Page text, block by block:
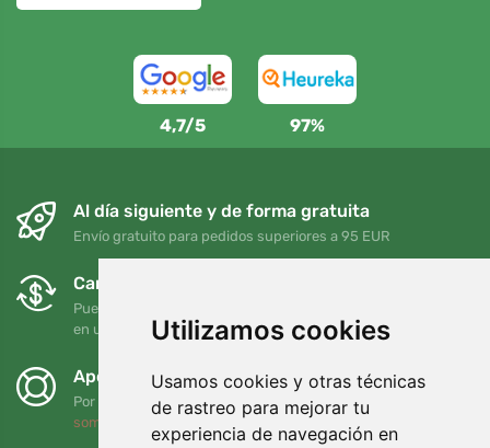
Utilizamos cookies
Usamos cookies y otras técnicas
de rastreo para mejorar tu
experiencia de navegación en
4,7/5 97%
Al día siguiente y de forma gratuita
Envío gratuito para pedidos superiores a 95 EUR
Cambios y devoluciones gratuitos
Puede devolver o cambiar su pedido en cualquier momento
en un plazo de 90 días
Apoyamos a Trees.org
Por cada pedido plantamos un árbol. Leer más
somos